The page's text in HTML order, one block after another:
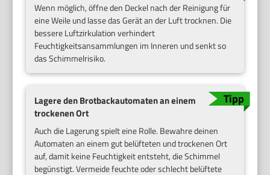
Wenn möglich, öffne den Deckel nach der Reinigung für
eine Weile und lasse das Gerät an der Luft trocknen. Die
bessere Luftzirkulation verhindert
Feuchtigkeitsansammlungen im Inneren und senkt so
das Schimmelrisiko.
Lagere den Brotbackautomaten an einem
trockenen Ort
Auch die Lagerung spielt eine Rolle. Bewahre deinen
Automaten an einem gut belüfteten und trockenen Ort
auf, damit keine Feuchtigkeit entsteht, die Schimmel
begünstigt. Vermeide feuchte oder schlecht belüftete